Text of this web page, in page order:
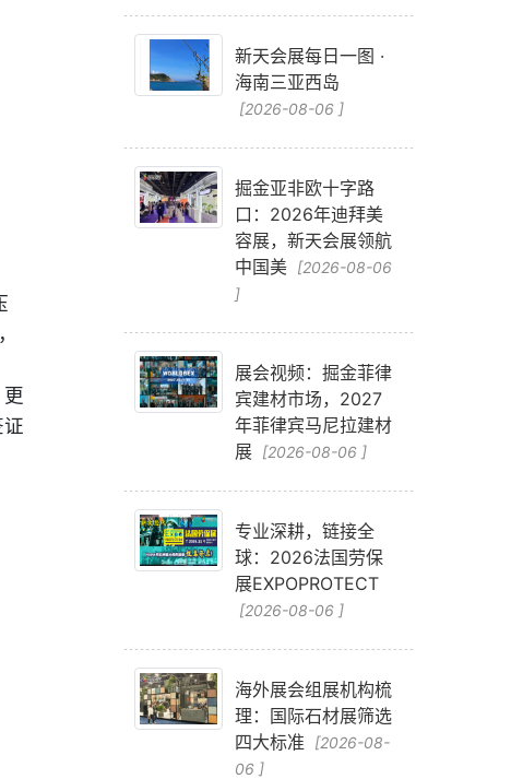
新天会展每日一图 ·
海南三亚西岛
[2026-08-06 ]
掘金亚非欧十字路
口：2026年迪拜美
容展，新天会展领航
中国美 [2026-08-06
]
展会视频：掘金菲律
宾建材市场，2027
年菲律宾马尼拉建材
展 [2026-08-06 ]
专业深耕，链接全
球：2026法国劳保
展EXPOPROTECT
[2026-08-06 ]
海外展会组展机构梳
理：国际石材展筛选
四大标准
[2026-08-
06 ]